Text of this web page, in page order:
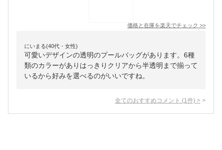
価格と在庫を楽天でチェック >>
にいまる(40代・女性)
可愛いデザインの透明のプールバッグがあります。6種
類のカラーがありはっきりクリアから半透明まで揃って
いるから好みを選べるのがいいですね。
全てのおすすめコメント (1 件) >